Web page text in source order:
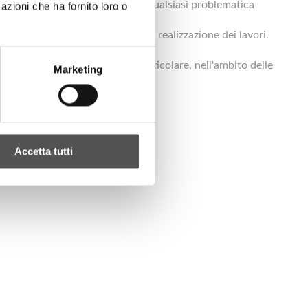
che ha fornito loro o
Marketing
Accetta tutti
di risolvere in modo efficace qualsiasi problematica
criticità durante o dopo la realizzazione dei lavori.
tempi di consegna.
sia chi opta per il legno; in particolare, nell'ambito delle